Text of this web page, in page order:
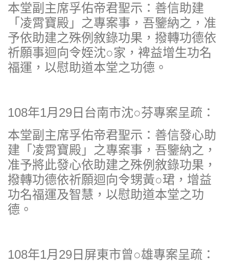
本堂副主席孚佑帝君聖示：善信助建
「凌霄寶殿」之專案事，吾鑒納之，准
予依助建之殊例敘錄功果，撥轉功德依
祈願事迴向令姪沈○家，裨益增生功名
福運，以慰助道本堂之功德。
108年1月29日台南市沈○芬專案呈疏：
本堂副主席孚佑帝君聖示：善信發心助
建「凌霄寶殿」之專案事，吾鑒納之，
准予將此發心依助建之殊例敘錄功果，
撥轉功德依祈願迴向令甥黃○珺，增益
功名福運及智慧，以慰助道本堂之功
德。
108年1月29日屏東市曾○雄專案呈疏：